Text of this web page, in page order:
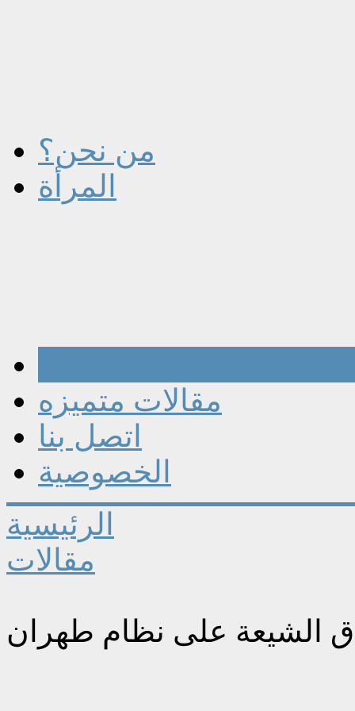
من نحن؟
المرأة
مقالات متميزه
اتصل بنا
الخصوصية
الرئيسية
مقالات
الشيعة على نظام طهران